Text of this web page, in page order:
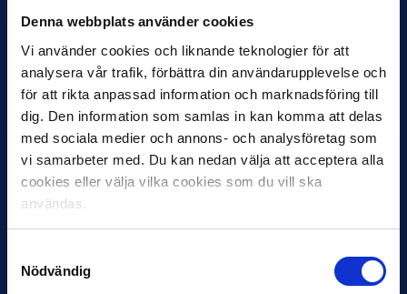
Denna webbplats använder cookies
Vi använder cookies och liknande teknologier för att
analysera vår trafik, förbättra din användarupplevelse och
för att rikta anpassad information och marknadsföring till
dig. Den information som samlas in kan komma att delas
med sociala medier och annons- och analysföretag som
vi samarbeter med. Du kan nedan välja att acceptera alla
cookies eller välja vilka cookies som du vill ska
användas.
Nödvändig
Favorit i repris för Sirius i maj
Samma vinnare som i…
11 JUNI
och Superettan